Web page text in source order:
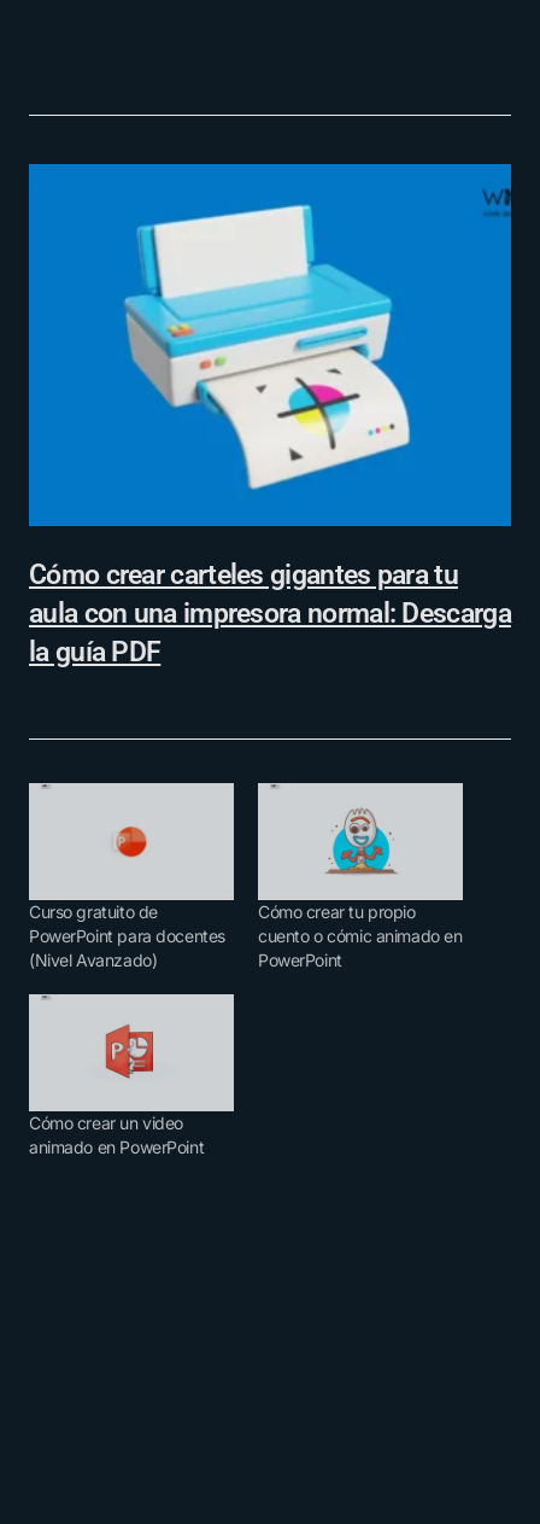
Cómo crear carteles gigantes para tu
aula con una impresora normal: Descarga
la guía PDF
Curso gratuito de
PowerPoint para docentes
(Nivel Avanzado)
Cómo crear tu propio
cuento o cómic animado en
PowerPoint
Cómo crear un video
animado en PowerPoint